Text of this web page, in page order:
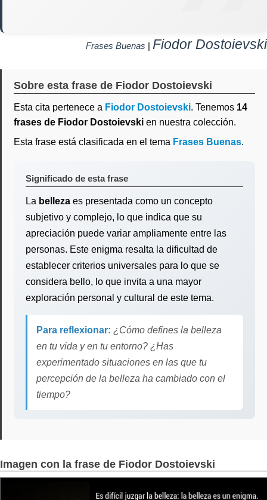
Frases Buenas | Fiodor Dostoievski
Sobre esta frase de Fiodor Dostoievski
Esta cita pertenece a Fiodor Dostoievski. Tenemos 14
frases de Fiodor Dostoievski en nuestra colección.
Esta frase está clasificada en el tema Frases Buenas.
Significado de esta frase
La belleza es presentada como un concepto
subjetivo y complejo, lo que indica que su
apreciación puede variar ampliamente entre las
personas. Este enigma resalta la dificultad de
establecer criterios universales para lo que se
considera bello, lo que invita a una mayor
exploración personal y cultural de este tema.
Para reflexionar: ¿Cómo defines la belleza
en tu vida y en tu entorno? ¿Has
experimentado situaciones en las que tu
percepción de la belleza ha cambiado con el
tiempo?
Imagen con la frase de Fiodor Dostoievski